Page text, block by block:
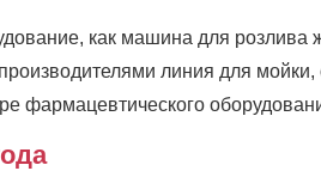
как машина для розлива
линия для
фармацевтического